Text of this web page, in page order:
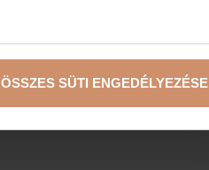
ÖSSZES SÜTI ENGEDÉLYEZÉSE